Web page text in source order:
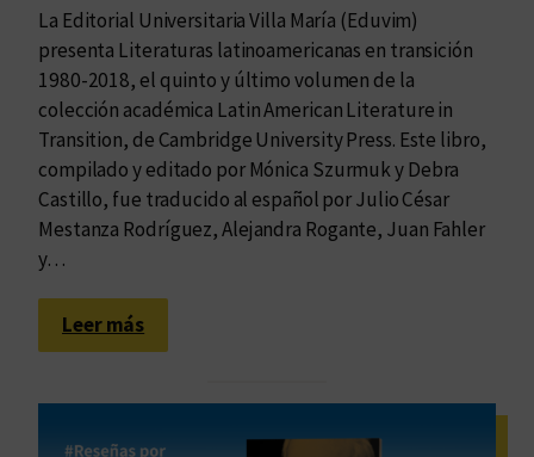
La Editorial Universitaria Villa María (Eduvim)
presenta Literaturas latinoamericanas en transición
1980-2018, el quinto y último volumen de la
colección académica Latin American Literature in
Transition, de Cambridge University Press. Este libro,
compilado y editado por Mónica Szurmuk y Debra
Castillo, fue traducido al español por Julio César
Mestanza Rodríguez, Alejandra Rogante, Juan Fahler
y…
Leer más:
T
x
t